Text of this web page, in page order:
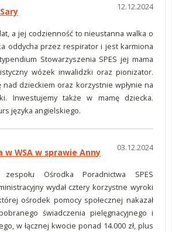
12.12.2024
a jej codzienność to nieustanna walka o
oddycha przez respirator i jest karmiona
Stowarzyszenia SPES jej mama
wózek inwalidzki oraz pionizator.
nad dzieckiem oraz korzystnie wpłynie na
Inwestujemy także w mamę dziecka.
języka angielskiego.
03.12.2024
WSA w sprawie Anny
zespołu Ośrodka Poradnictwa SPES
wydał cztery korzystne wyroki
ośrodek pomocy społecznej nakazał
świadczenia pielęgnacyjnego i
w łącznej kwocie ponad 14.000 zł, plus